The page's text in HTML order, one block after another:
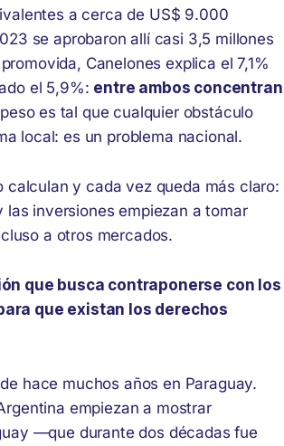
a cerca de US$ 9.000
se aprobaron allí casi 3,5 millones
Canelones explica el 7,1%
el 5,9%: entre ambos concentran
peso es tal que cualquier obstáculo
local: es un problema nacional.
calculan y cada vez queda más claro:
las inversiones empiezan a tomar
a otros mercados.
que busca contraponerse con los
que existan los derechos
hace muchos años en Paraguay.
empiezan a mostrar
—que durante dos décadas fue